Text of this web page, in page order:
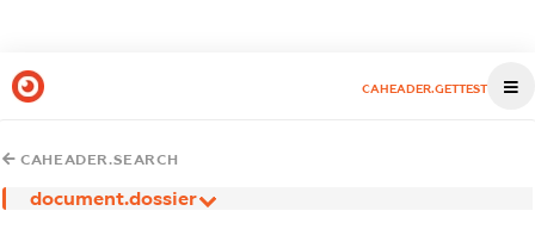
CAHEADER.GETTEST
CAHEADER.SEARCH
document.dossier